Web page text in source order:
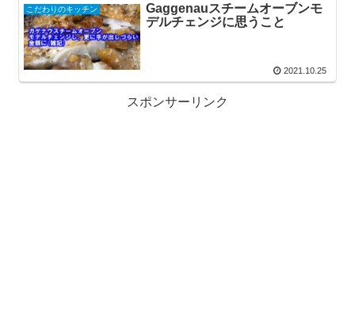
こだわりのキッチン
Gaggenauスチームオーブンモ
デルチェンジに思うこと
2021.10.25
スポンサーリンク